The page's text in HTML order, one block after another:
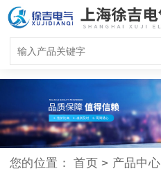
您的位置：首页 > 产品中心